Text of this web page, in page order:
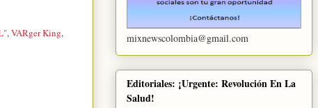
,VARger King,
mixnewscolombia@gmail.com
Editoriales: ¡Urgente: Revolución En La
Salud!